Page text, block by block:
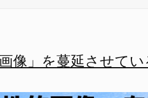
像」を蔓延させて